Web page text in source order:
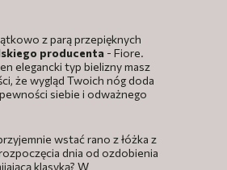
z parą przepięknych
producenta - Fiore.
elegancki typ bielizny masz
że wygląd Twoich nóg doda
siebie i odważnego
wstać rano z łóżka z
dnia od ozdobienia
klasyką? W